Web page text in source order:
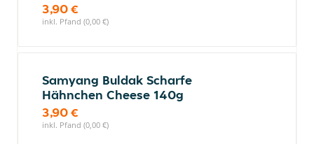
3,90 €
inkl. Pfand (0,00 €)
Samyang Buldak Scharfe
Hähnchen Cheese 140g
3,90 €
inkl. Pfand (0,00 €)